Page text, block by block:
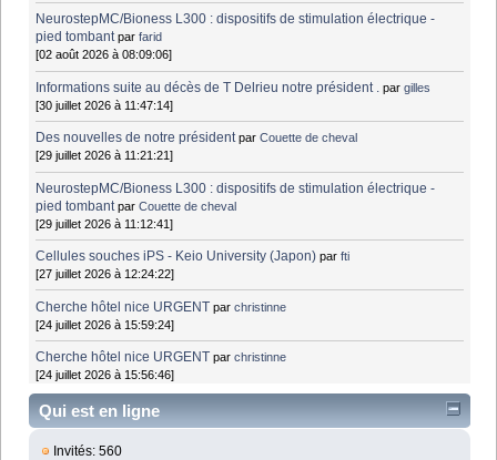
NeurostepMC/Bioness L300 : dispositifs de stimulation électrique -
pied tombant parfarid
[02 août 2026 à 08:09:06]
Informations suite au décès de T Delrieu notre président . pargilles
[30 juillet 2026 à 11:47:14]
Des nouvelles de notre président parCouette de cheval
[29 juillet 2026 à 11:21:21]
NeurostepMC/Bioness L300 : dispositifs de stimulation électrique -
pied tombant parCouette de cheval
[29 juillet 2026 à 11:12:41]
Cellules souches iPS - Keio University (Japon) parfti
[27 juillet 2026 à 12:24:22]
Cherche hôtel nice URGENT parchristinne
[24 juillet 2026 à 15:59:24]
Cherche hôtel nice URGENT parchristinne
[24 juillet 2026 à 15:56:46]
Qui est en ligne
Invités: 560